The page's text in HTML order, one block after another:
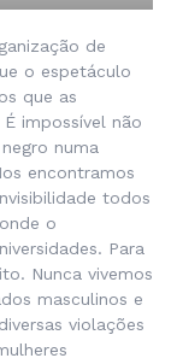
de
o espetáculo
que as
impossível não
numa
encontramos
todos
o
Para
Nunca vivemos
masculinos e
violações